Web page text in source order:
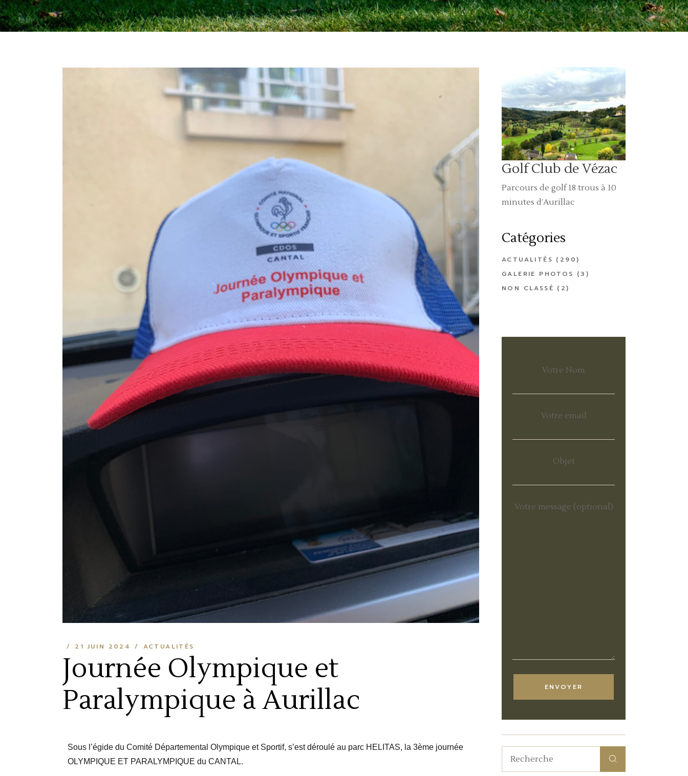
21 JUIN 2024 ACTUALITÉS
Journée Olympique et
Paralympique à Aurillac
Sous l’égide du Comité Départemental Olympique et Sportif, s’est déroulé au parc HELITAS, la 3ème journée
OLYMPIQUE ET PARALYMPIQUE du CANTAL.
Golf Club de Vézac
Parcours de golf 18 trous à 10
minutes d’Aurillac
Catégories
ACTUALITÉS (290)
GALERIE PHOTOS (3)
NON CLASSÉ (2)
Votre Nom
Votre email
Objet
Votre message (optional)
ENVOYER